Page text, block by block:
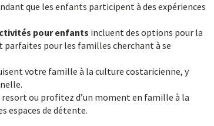
que les enfants participent à des expériences
pour enfants incluent des options pour la
parfaites pour les familles cherchant à se
votre famille à la culture costaricienne, y
resort ou profitez d’un moment en famille à la
espaces de détente.